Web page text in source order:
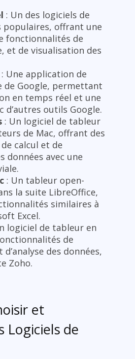
: Un des logiciels de
populaires, offrant une
fonctionnalités de
et de visualisation des
: Une application de
de Google, permettant
en temps réel et une
d’autres outils Google.
: Un logiciel de tableur
de Mac, offrant des
calcul et de
données avec une
: Un tableur open-
la suite LibreOffice,
similaires à
Excel.
logiciel de tableur en
de
des données,
Zoho.
et
Logiciels de